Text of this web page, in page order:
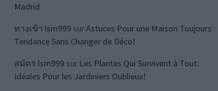
Madrid
ทางเข้า lsm999surAstuces Pour une Maison Toujours
Tendance Sans Changer de Déco!
สมัคร lsm999sur Les Plantes Qui Survivent à Tout:
Idéales Pour les Jardiniers Oublieux!